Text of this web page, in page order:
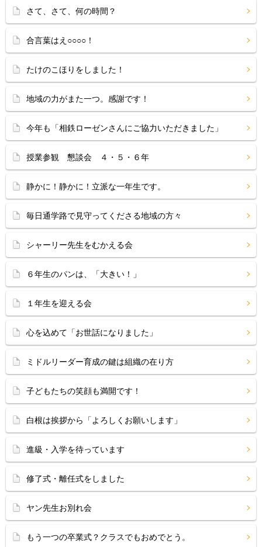
さて、さて、何の時間？
合言葉はえ○○○○！
たけのこほりをしました！
地域の力がまた一つ。感謝です！
今年も「相鉄ローゼンさんにご協力いただきました」
授業参観 懇談会 ４・５・６年
静かに！静かに！立派な一年生です。
毎日通学路で見守ってくださる地域の方々
シャーリー先生をむかえる会
６年生のパンは、「大きい！」
１年生を迎える会
心を込めて「お世話になりました」
ミドルリーダー育成の鍵は組織の在り方
子どもたちの笑顔も満開です！
白根は挨拶から「よろしくお願いします」
進級・入学を待っています
修了式・離任式をしました
ヤン先生お別れ会
もう一つの卒業式？クラスでもおめでとう。